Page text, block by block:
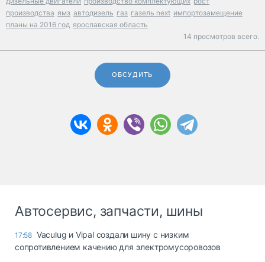
производства ямз автодизель газ газель next импортозамещение
планы на 2016 год ярославская область
14 просмотров всего.
ОБСУДИТЬ
Автосервис, запчасти, шины
17:58 Vaculug и Vipal создали шину с низким
сопротивлением качению для электромусоровозов